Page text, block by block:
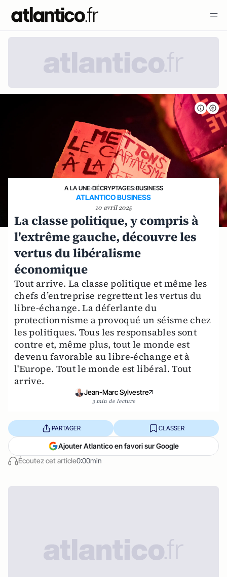
A LA UNE›DÉCRYPTAGES›BUSINESS
ATLANTICO BUSINESS
10 avril 2025
La classe politique, y compris à
l'extrême gauche, découvre les
vertus du libéralisme
économique
Tout arrive. La classe politique et même les
chefs d’entreprise regrettent les vertus du
libre-échange. La déferlante du
protectionnisme a provoqué un séisme chez
les politiques. Tous les responsables sont
contre et, même plus, tout le monde est
devenu favorable au libre-échange et à
l'Europe. Tout le monde est libéral. Tout
arrive.
Jean-Marc Sylvestre
3 min de lecture
Écoutez cet article0:00min
PARTAGER CLASSER
Ajouter Atlantico en favori sur Google